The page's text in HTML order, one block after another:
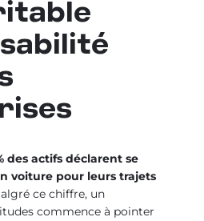
des actifs déclarent se
voiture pour leurs trajets
ce chiffre, un
commence à pointer